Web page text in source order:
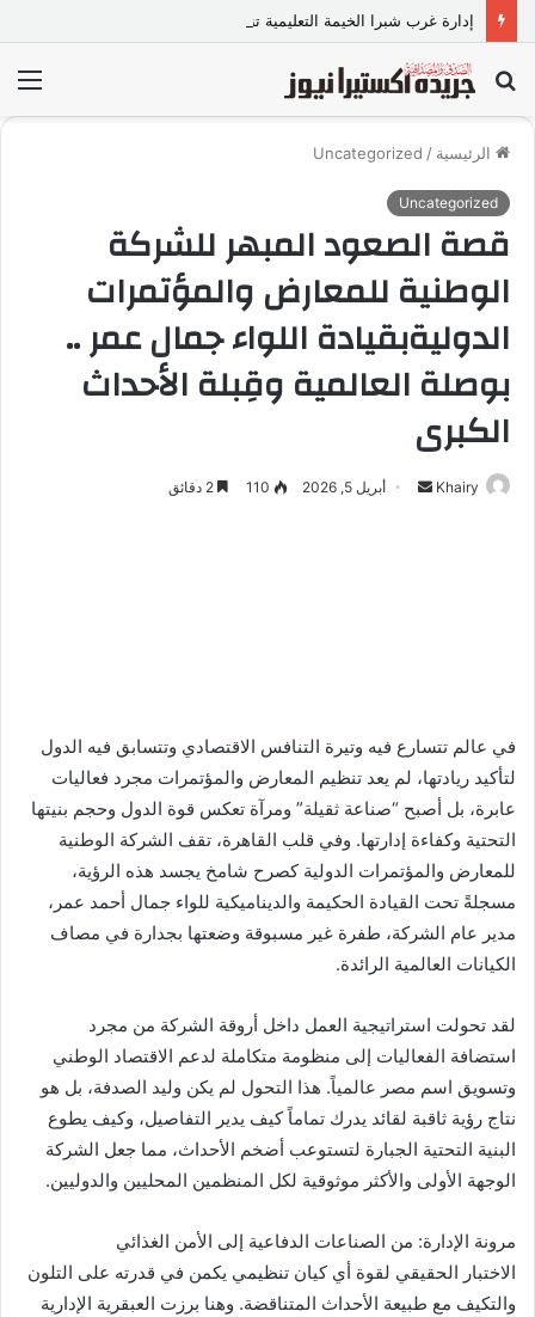
بحث
عن
الرئيسية /
Uncategorized
Uncategorized
قصة الصعود المبهر للشركة
الوطنية للمعارض والمؤتمرات
الدوليةبقيادة اللواء جمال عمر ..
بوصلة العالمية وقِبلة الأحداث
الكبرى
Khairy
إ
ي
ا
أبريل 5, 2026 110
في عالم تتسارع فيه وتيرة التنافس الاقتصادي وتتسابق فيه الدول
لتأكيد ريادتها، لم يعد تنظيم المعارض والمؤتمرات مجرد فعاليات
عابرة، بل أصبح “صناعة ثقيلة” ومرآة تعكس قوة الدول وحجم بنيتها
التحتية وكفاءة إدارتها. وفي قلب القاهرة، تقف الشركة الوطنية
للمعارض والمؤتمرات الدولية كصرح شامخ يجسد هذه الرؤية،
مسجلةً تحت القيادة الحكيمة والديناميكية للواء جمال أحمد عمر،
مدير عام الشركة، طفرة غير مسبوقة وضعتها بجدارة في مصاف
الكيانات العالمية الرائدة.
لقد تحولت استراتيجية العمل داخل أروقة الشركة من مجرد
استضافة الفعاليات إلى منظومة متكاملة لدعم الاقتصاد الوطني
وتسويق اسم مصر عالمياً. هذا التحول لم يكن وليد الصدفة، بل هو
نتاج رؤية ثاقبة لقائد يدرك تماماً كيف يدير التفاصيل، وكيف يطوع
البنية التحتية الجبارة لتستوعب أضخم الأحداث، مما جعل الشركة
الوجهة الأولى والأكثر موثوقية لكل المنظمين المحليين والدوليين.
مرونة الإدارة: من الصناعات الدفاعية إلى الأمن الغذائي
الاختبار الحقيقي لقوة أي كيان تنظيمي يكمن في قدرته على التلون
والتكيف مع طبيعة الأحداث المتناقضة. وهنا برزت العبقرية الإدارية